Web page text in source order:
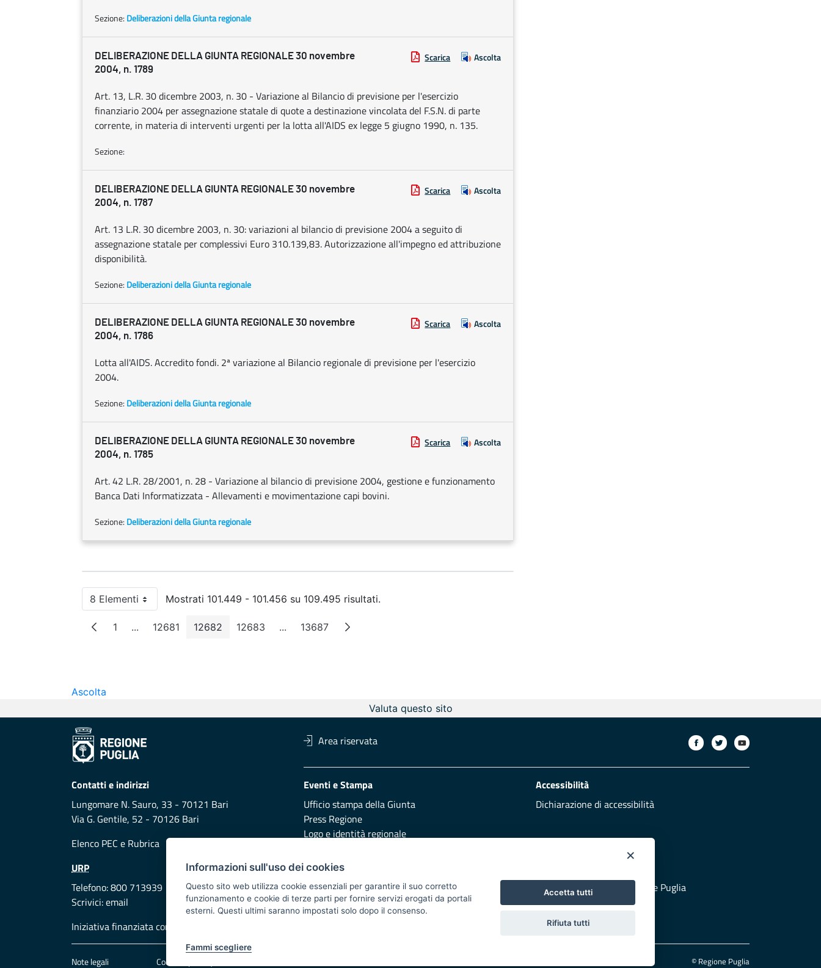
Sezione: Deliberazioni della Giunta regionale
DELIBERAZIONE DELLA GIUNTA REGIONALE 30 novembre
2004, n. 1789
Scarica Ascolta
Art. 13, L.R. 30 dicembre 2003, n. 30 - Variazione al Bilancio di previsione per l'esercizio
finanziario 2004 per assegnazione statale di quote a destinazione vincolata del F.S.N. di parte
corrente, in materia di interventi urgenti per la lotta all'AIDS ex legge 5 giugno 1990, n. 135.
Sezione:
DELIBERAZIONE DELLA GIUNTA REGIONALE 30 novembre
2004, n. 1787
Scarica Ascolta
Art. 13 L.R. 30 dicembre 2003, n. 30: variazioni al bilancio di previsione 2004 a seguito di
assegnazione statale per complessivi Euro 310.139,83. Autorizzazione all'impegno ed attribuzione
disponibilità.
Sezione: Deliberazioni della Giunta regionale
DELIBERAZIONE DELLA GIUNTA REGIONALE 30 novembre
2004, n. 1786
Scarica Ascolta
Lotta all'AIDS. Accredito fondi. 2ª variazione al Bilancio regionale di previsione per l'esercizio
2004.
Sezione: Deliberazioni della Giunta regionale
DELIBERAZIONE DELLA GIUNTA REGIONALE 30 novembre
2004, n. 1785
Scarica Ascolta
Art. 42 L.R. 28/2001, n. 28 - Variazione al bilancio di previsione 2004, gestione e funzionamento
Banca Dati Informatizzata - Allevamenti e movimentazione capi bovini.
Sezione: Deliberazioni della Giunta regionale
8 ElementiPer paginaMostrati 101.449 - 101.456 su 109.495 risultati.
Pagina
1 ...Pagine intermedie
Pagina
12681 Pagina
12682 Pagina
12683 ...Pagine intermedie
Pagina
13687
Ascolta
Valuta questo sito
Area riservata
Contatti e indirizzi
Lungomare N. Sauro, 33 - 70121 Bari
Via G. Gentile, 52 - 70126 Bari
Elenco PEC e Rubrica
Eventi e Stampa
Ufficio stampa della Giunta
Press Regione
Logo e identità regionale
Accessibilità
Dichiarazione di accessibilità
URP
Telefono: 800 713939
Scrivici:email
Redazione
Presentazione
Responsabili di pubblicazione
Vai al sito di Protezione Civile Puglia
Iniziativa finanziata con risorse del POR Puglia 2014/2020 - Asse XI
Note legali Cookie e privacy © Regione Puglia
×
Informazioni sull'uso dei cookies
Questo sito web utilizza cookie essenziali per garantire il suo corretto
funzionamento e cookie di terze parti per fornire servizi erogati da portali
esterni. Questi ultimi saranno impostati solo dopo il consenso.
Fammi scegliere
Accetta tutti
Rifiuta tutti